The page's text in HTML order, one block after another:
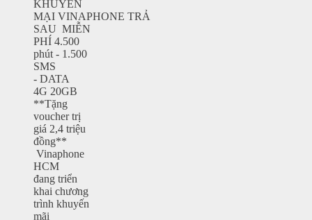
KHUYẾN
MẠI VINAPHONE TRẢ
SAU MIỄN
PHÍ 4.500
phút - 1.500
SMS
- DATA
4G 20GB
**Tặng
voucher trị
giá 2,4 triệu
đồng**
Vinaphone
HCM
đang triển
khai chương
trình khuyến
mãi